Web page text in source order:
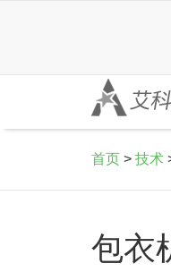
首页 > 技术
包衣